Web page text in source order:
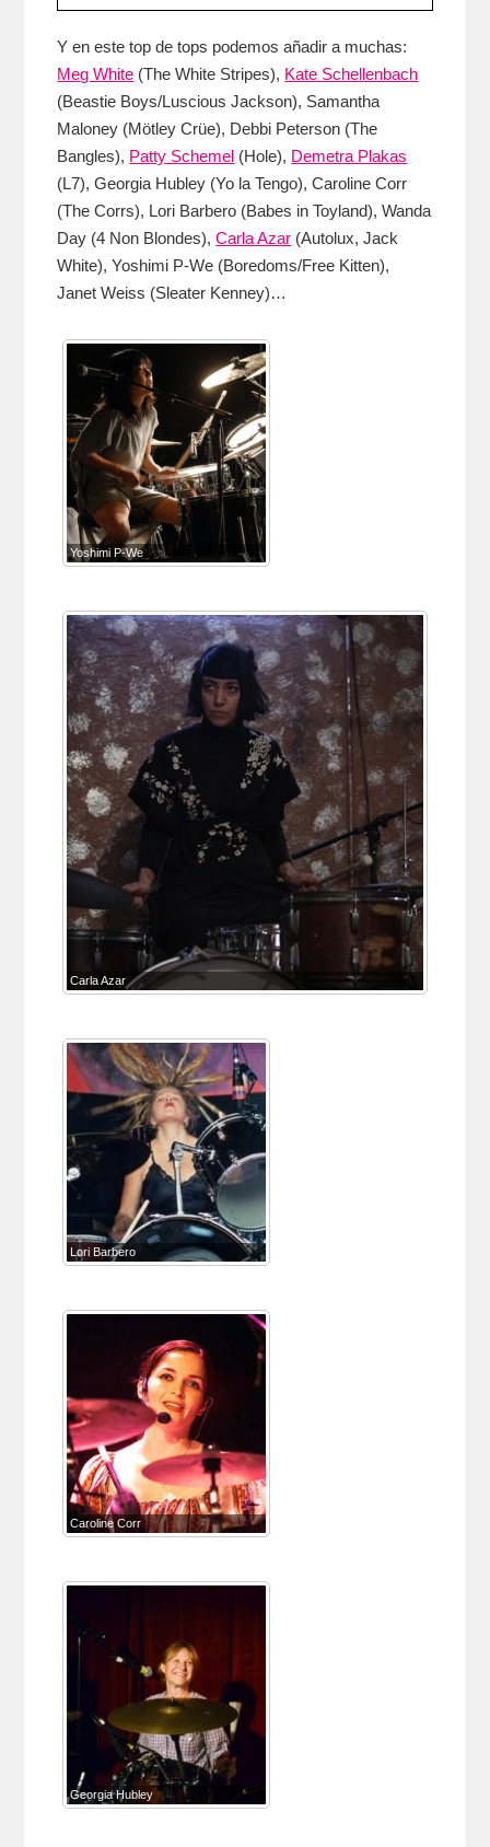
Y en este top de tops podemos añadir a muchas:
Meg White (The White Stripes), Kate Schellenbach
(Beastie Boys/Luscious Jackson), Samantha
Maloney (Mötley Crüe), Debbi Peterson (The
Bangles), Patty Schemel (Hole), Demetra Plakas
(L7), Georgia Hubley (Yo la Tengo), Caroline Corr
(The Corrs), Lori Barbero (Babes in Toyland), Wanda
Day (4 Non Blondes),Carla Azar (Autolux, Jack
White), Yoshimi P-We (Boredoms/Free Kitten),
Janet Weiss (Sleater Kenney)…
Yoshimi P-We
Carla Azar
Lori Barbero
Caroline Corr
Georgia Hubley